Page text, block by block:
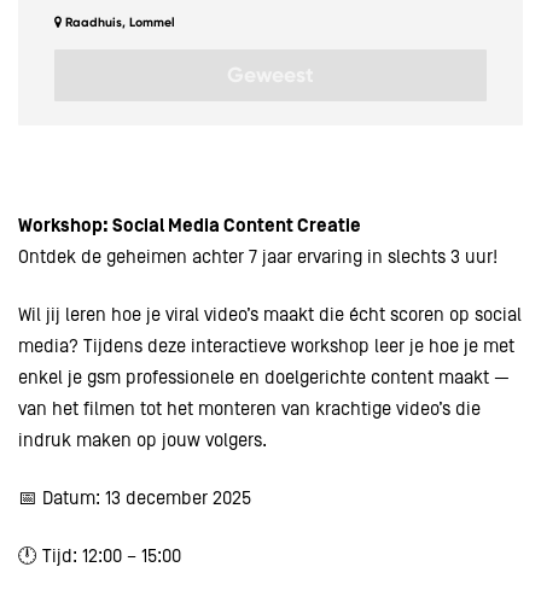
Raadhuis, Lommel
Workshop: Social Media Content Creatie
Ontdek de geheimen achter 7 jaar ervaring in slechts 3 uur!
Wil jij leren hoe je viral video’s maakt die écht scoren op social
media? Tijdens deze interactieve workshop leer je hoe je met
enkel je gsm professionele en doelgerichte content maakt —
van het filmen tot het monteren van krachtige video’s die
indruk maken op jouw volgers.
📅 Datum: 13 december 2025
🕛 Tijd: 12:00 – 15:00